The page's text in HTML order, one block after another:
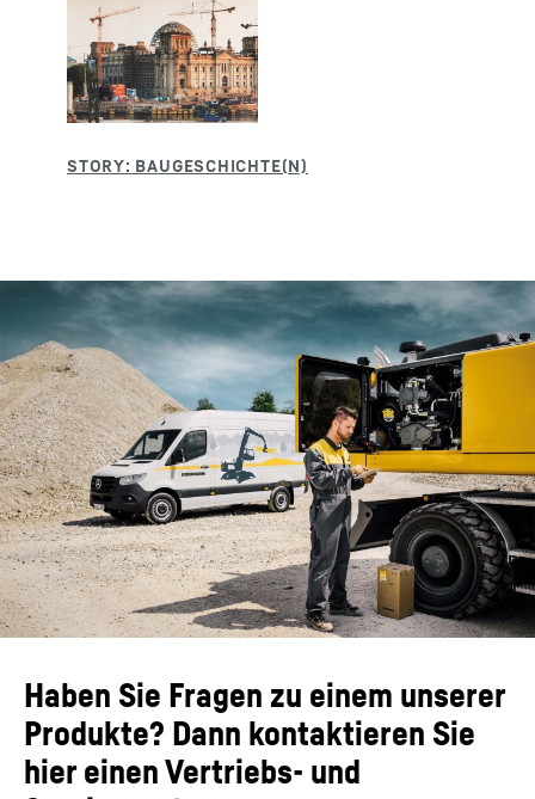
Haben Sie Fragen zu einem unserer
Produkte? Dann kontaktieren Sie
hier einen Vertriebs- und